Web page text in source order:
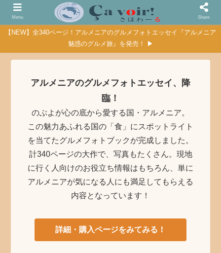
【NEW】全340ページ！アルメニアのグルメフォトエッセイ『アルメニア
魅惑のグルメ旅』を発売！ ▶
アルメニアのグルメフォトエッセイ、降
臨！
のぶよが心の底から愛する国・アルメニア。
この魅力あふれる国の「食」にスポットライト
を当てたグルメフォトブックが完成しました。
計340ページの大作で、写真もたくさん。現地
に行く人向けのお役立ち情報はもちろん、単に
アルメニアが気になる人にも満足してもらえる
内容となっています！
詳細・購入ページをみてみる！
Menu Share